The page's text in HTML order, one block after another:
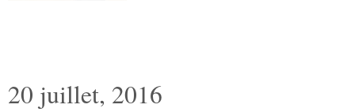
20 juillet, 2016